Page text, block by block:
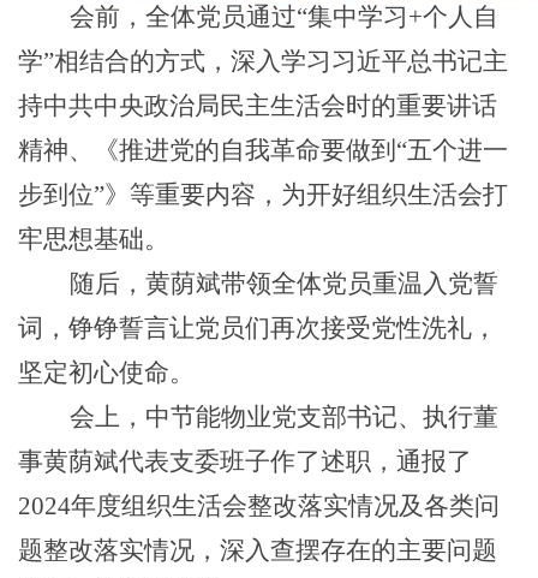
会前，全体党员通过“集中学习+个人自
学”相结合的方式，深入学习习近平总书记主
持中共中央政治局民主生活会时的重要讲话
精神、《推进党的自我革命要做到“五个进一
步到位”》等重要内容，为开好组织生活会打
牢思想基础。
随后，黄荫斌带领全体党员重温入党誓
词，铮铮誓言让党员们再次接受党性洗礼，
坚定初心使命。
会上，中节能物业党支部书记、执行董
事黄荫斌代表支委班子作了述职，通报了
2024年度组织生活会整改落实情况及各类问
题整改落实情况，深入查摆存在的主要问题